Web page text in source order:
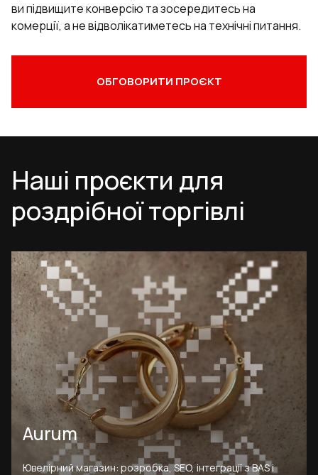
ви підвищите конверсію та зосередитесь на
комерції, а не відволікатиметесь на технічні питання.
ОБГОВОРИТИ ПРОЄКТ
Наші проєкти для
роздрібної торгівлі
Aurum
Ювелірний магазин: розробка, SEO, інтеграції з BAS і